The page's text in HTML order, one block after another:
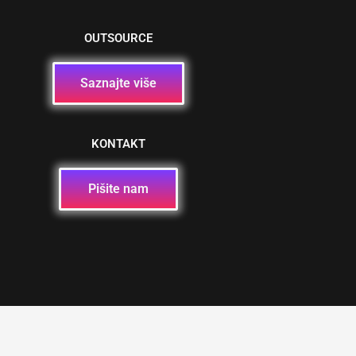
OUTSOURCE
Saznajte više
KONTAKT
Pišite nam